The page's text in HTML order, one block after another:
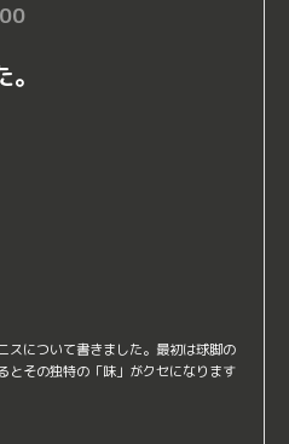
スについて書きました。最初は球脚の
とその独特の「味」がクセになります